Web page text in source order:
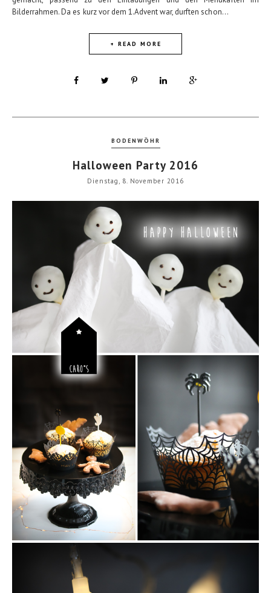
Bilderrahmen. Da es kurz vor dem 1.Advent war, durften schon...
+ READ MORE
BODENWÖHR
Halloween Party 2016
Dienstag, 8. November 2016